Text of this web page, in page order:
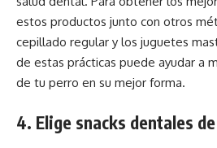
estos productos junto con otros
cepillado regular y los juguetes
de estas prácticas puede ayudar a
de tu perro en su mejor forma.
4. Elige snacks dentales